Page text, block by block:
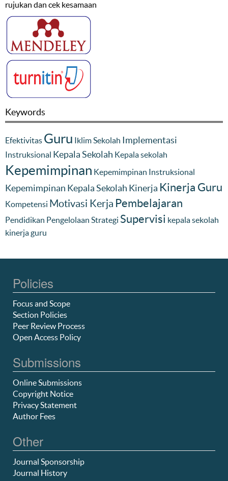
rujukan dan cek kesamaan
Keywords
Efektivitas Guru Iklim Sekolah Implementasi
Instruksional Kepala Sekolah Kepala sekolah
Kepemimpinan Kepemimpinan Instruksional
Kepemimpinan Kepala Sekolah Kinerja Kinerja Guru
Kompetensi Motivasi Kerja Pembelajaran
Pendidikan Pengelolaan Strategi Supervisi kepala sekolah
kinerja guru
Policies
Focus and Scope
Section Policies
Peer Review Process
Open Access Policy
Submissions
Online Submissions
Copyright Notice
Privacy Statement
Author Fees
Other
Journal Sponsorship
Journal History